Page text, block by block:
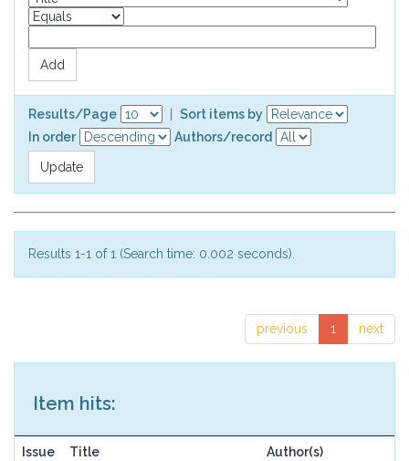
Results/Page
Sort items by
In order
Authors/record
Results 1-1 of 1 (Search time: 0.002 seconds).
previous 1 next
Item hits:
Issue Title Author(s)